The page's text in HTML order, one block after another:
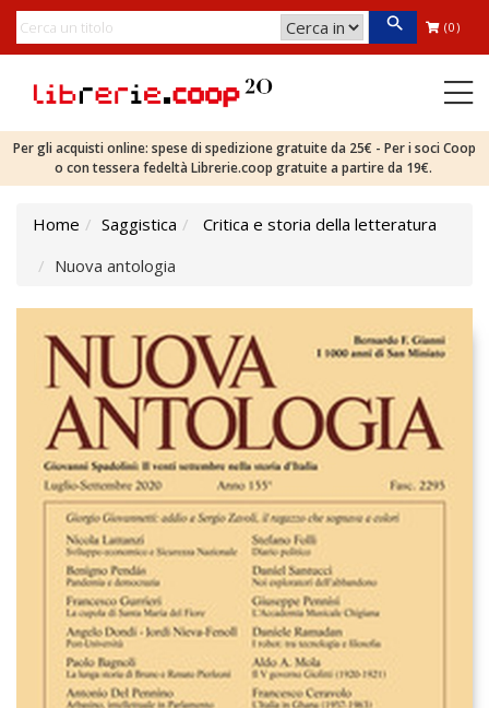
(0)
Per gli acquisti online: spese di spedizione gratuite da 25€ - Per i soci Coop
o con tessera fedeltà Librerie.coop gratuite a partire da 19€.
Home Saggistica
Critica e storia della letteratura
Nuova antologia